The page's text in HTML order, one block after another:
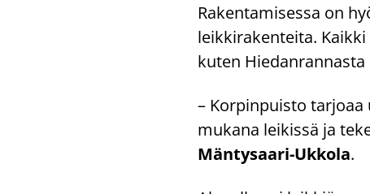
Ra­ken­ta­mi­ses­sa on
leik­ki­ra­ken­tei­ta.
kuten
– Kor­pin­puis­to
mu­ka­na lei­kis­sä ja
Mäntysaari-​Ukkola.